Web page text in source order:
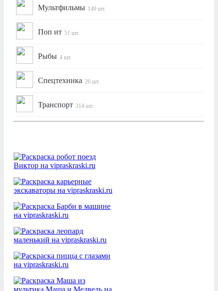
Мультфильмы 149 шт.
Поп ит 51 шт.
Рыбы 4 шт.
Спецтехника 26 шт.
Транспорт 314 шт.